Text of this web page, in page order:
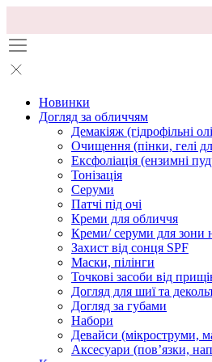
Новинки
Догляд за обличчям
Демакіяж (гідрофільні
Очищення (пінки, гелі
Ексфоліація (ензимні
Тонізація
Серуми
Патчі під очі
Креми для обличчя
Креми/ серуми для зони
Захист від сонця SPF
Маски, пілінги
Точкові засоби від
Догляд для шиї та
Догляд за губами
Набори
Девайси (мікроструми,
Аксесуари (повʼязки,